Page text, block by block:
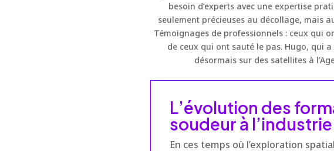
besoin d’experts avec une expertise
seulement précieuses au décollage, mais
Témoignages de professionnels : ceux qui
de ceux qui ont sauté le pas. Hugo, qui
désormais sur des satellites à
L’évolution des
soudeur à
En ces temps où l’exploration